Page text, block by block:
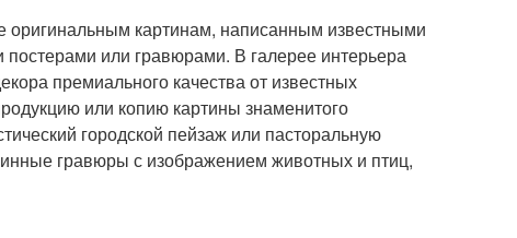
оригинальным картинам, написанным известными
или гравюрами. В галерее интерьера
премиального качества от известных
или копию картины знаменитого
городской пейзаж или пасторальную
гравюры с изображением животных и птиц,